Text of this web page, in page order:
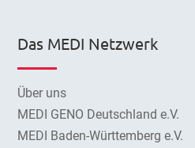
Das MEDI Netzwerk
Über uns
MEDI GENO Deutschland e.V.
MEDI Baden-Württemberg e.V.